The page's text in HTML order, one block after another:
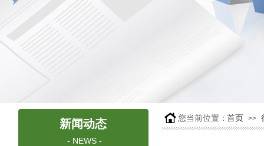
. 您当前位置：首页 >>
新闻动态
- NEWS -